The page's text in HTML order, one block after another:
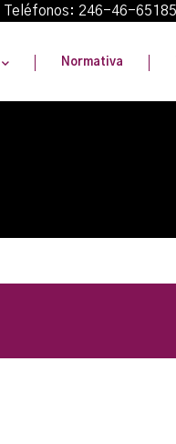
246-46-
Normativa